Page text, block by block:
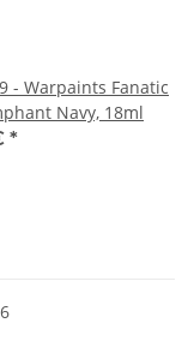
- Warpaints Fanatic
Navy, 18ml
*